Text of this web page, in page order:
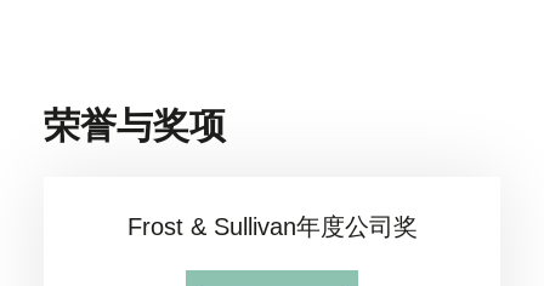
荣誉与奖项
Frost & Sullivan年度公司奖